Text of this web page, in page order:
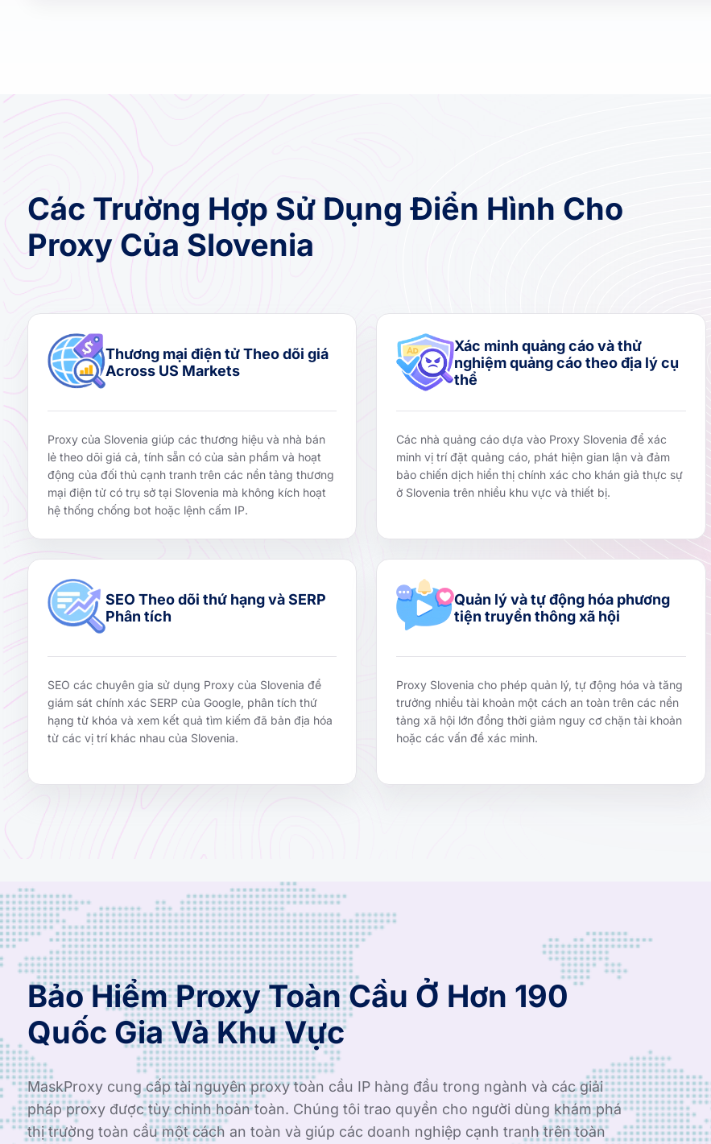
Các Trường Hợp Sử Dụng Điển Hình Cho
Proxy Của Slovenia
Thương mại điện tử Theo dõi giá
Across US Markets
Proxy của Slovenia giúp các thương hiệu và nhà bán
lẻ theo dõi giá cả, tính sẵn có của sản phẩm và hoạt
động của đối thủ cạnh tranh trên các nền tảng thương
mại điện tử có trụ sở tại Slovenia mà không kích hoạt
hệ thống chống bot hoặc lệnh cấm IP.
Xác minh quảng cáo và thử
nghiệm quảng cáo theo địa lý cụ
thể
Các nhà quảng cáo dựa vào Proxy Slovenia để xác
minh vị trí đặt quảng cáo, phát hiện gian lận và đảm
bảo chiến dịch hiển thị chính xác cho khán giả thực sự
ở Slovenia trên nhiều khu vực và thiết bị.
SEO Theo dõi thứ hạng và SERP
Phân tích
SEO các chuyên gia sử dụng Proxy của Slovenia để
giám sát chính xác SERP của Google, phân tích thứ
hạng từ khóa và xem kết quả tìm kiếm đã bản địa hóa
từ các vị trí khác nhau của Slovenia.
Quản lý và tự động hóa phương
tiện truyền thông xã hội
Proxy Slovenia cho phép quản lý, tự động hóa và tăng
trưởng nhiều tài khoản một cách an toàn trên các nền
tảng xã hội lớn đồng thời giảm nguy cơ chặn tài khoản
hoặc các vấn đề xác minh.
Bảo Hiểm Proxy Toàn Cầu Ở Hơn 190
Quốc Gia Và Khu Vực
MaskProxy cung cấp tài nguyên proxy toàn cầu IP hàng đầu trong ngành và các giải
pháp proxy được tùy chỉnh hoàn toàn. Chúng tôi trao quyền cho người dùng khám phá
thị trường toàn cầu một cách an toàn và giúp các doanh nghiệp cạnh tranh trên toàn